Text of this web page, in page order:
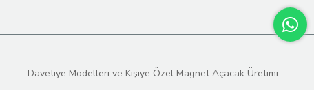
Davetiye Modelleri ve Kişiye Özel Magnet Açacak Üretimi